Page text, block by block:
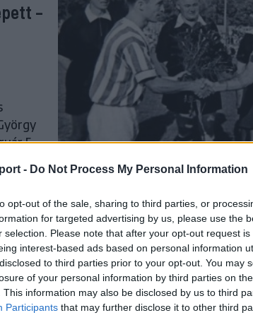
- Do Not Process My Personal Information
opt-out of the sale, sharing to third parties, or
for targeted advertising by us, please use the
selection. Please note that after your opt-out request
interest-based ads based on personal information
to third parties prior to your opt-out. You may
of your personal information by third parties on
This information may also be disclosed by us to third
Participants that may further disclose it to other third
–
5-
a